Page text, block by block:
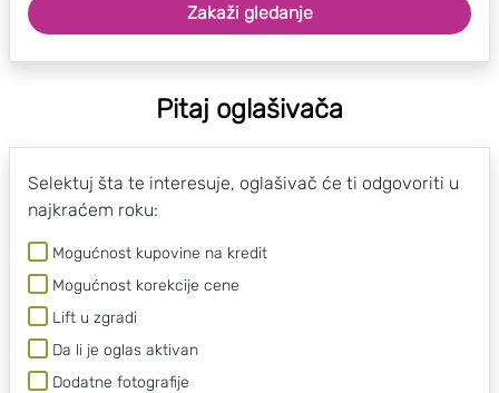
Zakaži gledanje
Pitaj oglašivača
Selektuj šta te interesuje, oglašivač će ti odgovoriti u
najkraćem roku:
Mogućnost kupovine na kredit
Mogućnost korekcije cene
Lift u zgradi
Da li je oglas aktivan
Dodatne fotografije